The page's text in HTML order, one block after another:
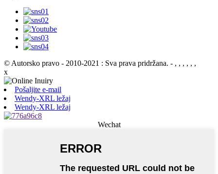
© Autorsko pravo - 2010-2021 : Sva prava pridržana. - , , , , , ,
x
Pošaljite e-mail
Wendy-XRL ležaj
Wendy-XRL ležaj
Wechat